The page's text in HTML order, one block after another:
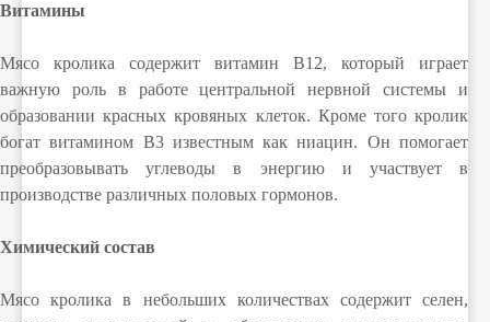
Витамины
Мясо кролика содержит витамин B12, который играет
важную роль в работе центральной нервной системы и
образовании красных кровяных клеток. Кроме того кролик
богат витамином B3 известным как ниацин. Он помогает
преобразовывать углеводы в энергию и участвует в
производстве различных половых гормонов.
Химический состав
Мясо кролика в небольших количествах содержит селен,